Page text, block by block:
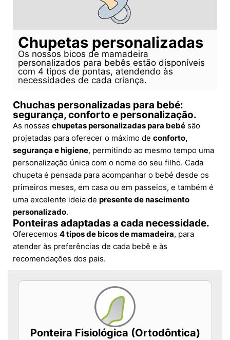
Chupetas personalizadas
Os nossos bicos de mamadeira
personalizados para bebês estão disponíveis
com 4 tipos de pontas, atendendo às
necessidades de cada criança.
Chuchas personalizadas para bebé:
segurança, conforto e personalização.
As nossas chupetas personalizadas para bebé são
projetadas para oferecer o máximo de conforto,
segurança e higiene, permitindo ao mesmo tempo uma
personalização única com o nome do seu filho. Cada
chupeta é pensada para acompanhar o bebé desde os
primeiros meses, em casa ou em passeios, e também é
uma excelente ideia de presente de nascimento
personalizado.
Ponteiras adaptadas a cada necessidade.
Oferecemos 4 tipos de bicos de mamadeira, para
atender às preferências de cada bebê e às
recomendações dos pais.
Ponteira Fisiológica (Ortodôntica)